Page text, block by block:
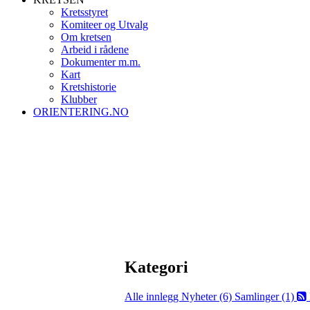
Kretsstyret
Komiteer og Utvalg
Om kretsen
Arbeid i rådene
Dokumenter m.m.
Kart
Kretshistorie
Klubber
ORIENTERING.NO
Kategori
Alle innlegg Nyheter (6) Samlinger (1)